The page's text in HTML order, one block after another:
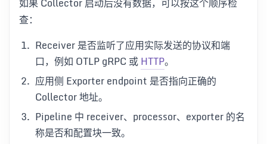
如果 Collector 启动后没有数据，可以按这个顺序检
查：
Receiver 是否监听了应用实际发送的协议和端
口，例如 OTLP gRPC 或HTTP。
应用侧 Exporter endpoint 是否指向正确的
Collector 地址。
Pipeline 中 receiver、processor、exporter 的名
称是否和配置块一致。